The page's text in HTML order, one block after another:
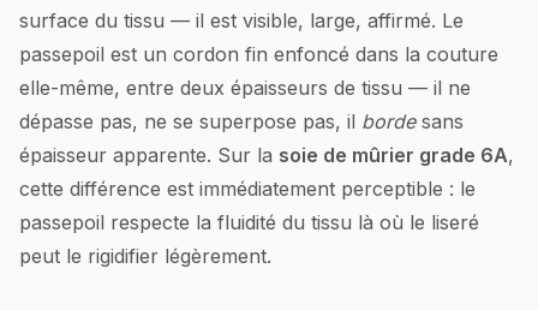
surface du tissu — il est visible, large, affirmé. Le
passepoil est un cordon fin enfoncé dans la couture
elle-même, entre deux épaisseurs de tissu — il ne
dépasse pas, ne se superpose pas, il bordesans
épaisseur apparente. Sur la soie de mûrier grade 6A,
cette différence est immédiatement perceptible : le
passepoil respecte la fluidité du tissu là où le liseré
peut le rigidifier légèrement.